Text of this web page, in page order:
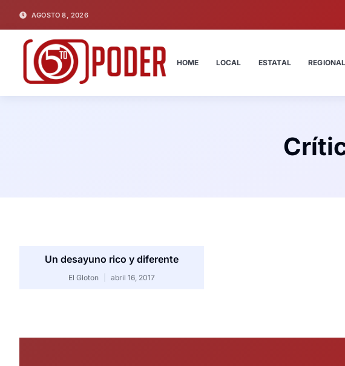
AGOSTO 8, 2026
HOME LOCAL ESTATAL REGIONAL
Un desayuno rico y diferente
El Gloton abril 16, 2017